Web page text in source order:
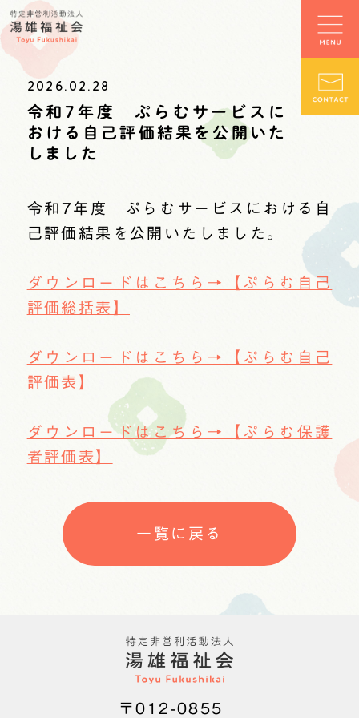
2026.02.28
令和7年度 ぷらむサービスに
おける自己評価結果を公開いた
しました
令和7年度 ぷらむサービスにおける自
己評価結果を公開いたしました。
ダウンロードはこちら→【ぷらむ自己
評価総括表】
ダウンロードはこちら→【ぷらむ自己
評価表】
ダウンロードはこちら→【ぷらむ保護
者評価表】
一覧に戻る
〒012-0855